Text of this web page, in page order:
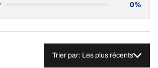
0%
Trier par: Les plus récents